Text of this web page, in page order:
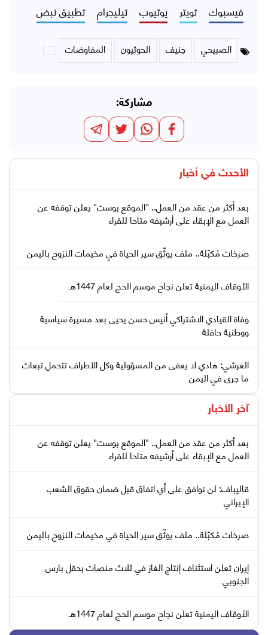
فيسبوك تويتر يوتيوب تيليجرام تطبيق نبض
الصبيحي جنيف الحوثيون المفاوضات
مشاركة:
الأحدث في أخبار
بعد أكثر من عقد من العمل.. "الموقع بوست" يعلن توقفه عن
العمل مع الإبقاء على أرشيفه متاحا للقراء
صرخات مُكبّلة.. ملف يوثّق سير الحياة في مخيمات النزوح باليمن
الأوقاف اليمنية تعلن نجاح موسم الحج لعام 1447هـ
وفاة القيادي الاشتراكي أنيس حسن يحيى بعد مسيرة سياسية
ووطنية حافلة
العرشي: هادي لا يعفى من المسؤولية وكل الأطراف تتحمل تبعات
ما جرى في اليمن
آخر الأخبار
بعد أكثر من عقد من العمل.. "الموقع بوست" يعلن توقفه عن
العمل مع الإبقاء على أرشيفه متاحا للقراء
قاليباف: لن نوافق على أي اتفاق قبل ضمان حقوق الشعب
الإيراني
صرخات مُكبّلة.. ملف يوثّق سير الحياة في مخيمات النزوح باليمن
إيران تعلن استئناف إنتاج الغاز في ثلاث منصات بحقل بارس
الجنوبي
الأوقاف اليمنية تعلن نجاح موسم الحج لعام 1447هـ